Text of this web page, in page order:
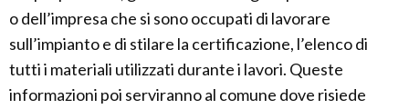
o dell’impresa che si sono occupati di lavorare
sull’impianto e di stilare la certificazione, l’elenco di
tutti i materiali utilizzati durante i lavori. Queste
informazioni poi serviranno al comune dove risiede